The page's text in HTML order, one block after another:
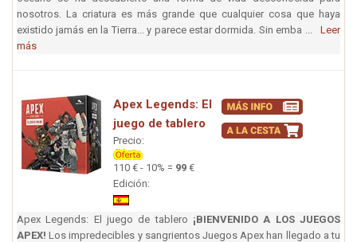
nosotros. La criatura es más grande que cualquier cosa que haya
existido jamás en la Tierra... y parece estar dormida. Sin emba ... Leer
más
Apex Legends: El
juego de tablero
Precio:
110 € - 10% = 99 €
Edición:
Apex Legends: El juego de tablero ¡BIENVENIDO A LOS JUEGOS
APEX!Los impredecibles y sangrientos Juegos Apex han llegado a tu